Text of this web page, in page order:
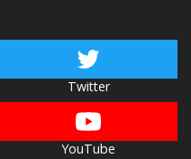
Twitter
YouTube